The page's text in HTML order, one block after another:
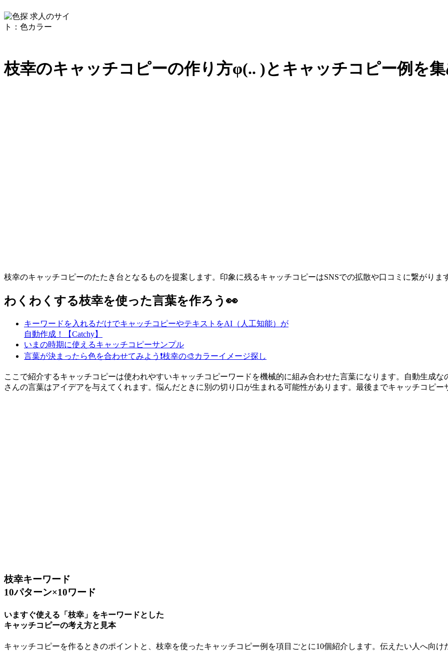
枝幸のキャッチコピーの作り方φ(.. )と キャッチコピー例を集
枝幸のキャッチコピーのたたき台となるものを提案します。印象に残るキャッチコピーはSNSでの拡散や口コミに繋がりま
わくわくする枝幸を使った言葉を作ろう👀
キーワードを入れるだけでキャッチコピーやテキストをAI（人工知能）が
自動作成！【Catchy】
いまの時期に使えるキャッチコピーサンプル
言葉が決まったら色を合わせてみよう❗枝幸の🎨カラーイメージ探し
ここで紹介するキャッチコピーは使われやすいキャッチコピーワードを機械的に組み合わせた言葉になります。自動生成
さんの言葉はアイデアを与えてくれます。悩んだときに別の切り口が生まれる可能性があります。最後までキャッチコピー
枝幸キーワード
10パターン×10ワード
いますぐ使える「枝幸」をキーワードとした
キャッチコピーの考え方と見本
キャッチコピーを作るときのポイントと、枝幸を使ったキャッチコピー例を項目ごとに10個紹介します。伝えたい人へ向け